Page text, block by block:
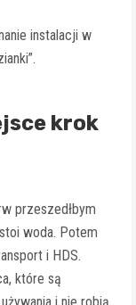
instalacji w
krok
przeszedłbym
woda. Potem
i HDS.
które są